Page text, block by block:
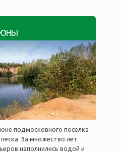
подмосковного поселка
За множество лет
наполнились водой и